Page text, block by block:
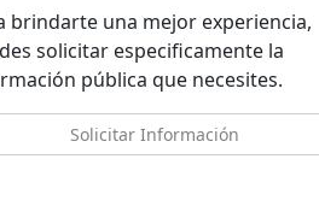
brindarte una mejor experiencia,
solicitar especificamente la
pública que necesites.
Solicitar Información